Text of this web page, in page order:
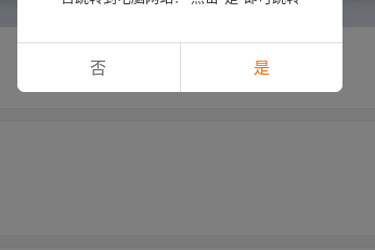
否 是